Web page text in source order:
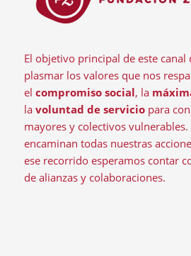
El objetivo principal de este canal
plasmar los valores que nos
el compromiso social, la
la voluntad de serviciopara
mayores y colectivos vulnerables.
encaminan todas nuestras
ese recorrido esperamos contar
de alianzas y colaboraciones.